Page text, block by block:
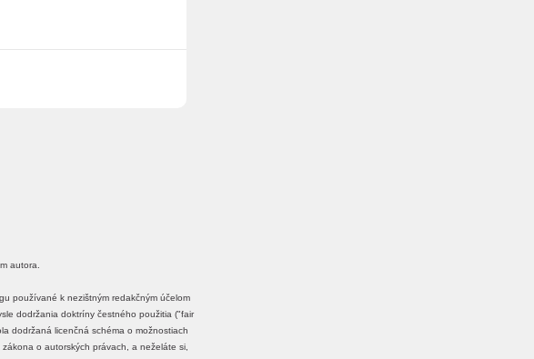
autora.
používané k nezištným redakčným účelom
dodržania doktríny čestného použitia ("fair
dodržaná licenčná schéma o možnostiach
o autorských právach, a neželáte si,